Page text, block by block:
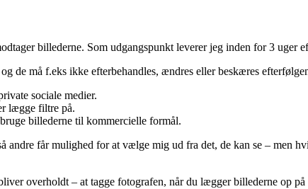
billederne. Som udgangspunkt leverer jeg inden for 3 uger
de må f.eks ikke efterbehandles, ændres eller beskæres
sociale medier.
lægge filtre på.
billederne til kommercielle formål.
andre får mulighed for at vælge mig ud fra det, de kan se – men
overholdt – at tagge fotografen, når du lægger billederne op